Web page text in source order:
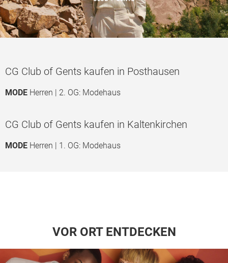
CG Club of Gents kaufen in Posthausen
MODE Herren | 2. OG: Modehaus
CG Club of Gents kaufen in Kaltenkirchen
MODE Herren | 1. OG: Modehaus
VOR ORT ENTDECKEN